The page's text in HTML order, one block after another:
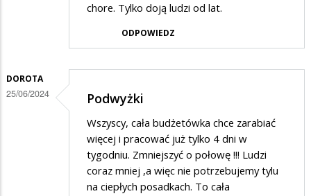
chore. Tylko doją ludzi od lat.
ODPOWIEDZ
DOROTA
25/06/2024 Podwyżki
Wszyscy, cała budżetówka chce zarabiać
więcej i pracować już tylko 4 dni w
tygodniu. Zmniejszyć o połowę !!! Ludzi
coraz mniej ,a więc nie potrzebujemy tylu
na ciepłych posadkach. To cała